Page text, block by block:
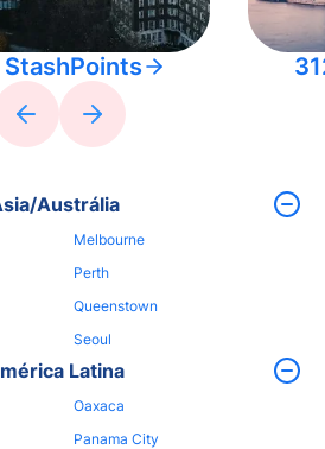
Austrália
Melbourne
Perth
Queenstown
Seoul
Latina
Oaxaca
Panama City